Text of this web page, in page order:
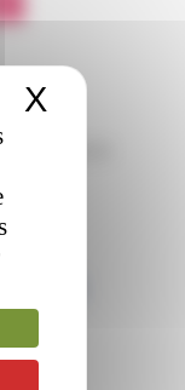
:
X